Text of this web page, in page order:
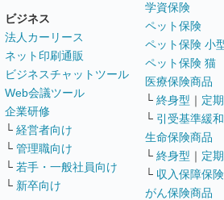
ビジネス
法人カーリース
ネット印刷通販
ビジネスチャットツール
Web会議ツール
企業研修
└ 経営者向け
└ 管理職向け
└ 若手・一般社員向け
└ 新卒向け
学資保険
ペット保険
ペット保険 小
ペット保険 猫
医療保険商品
└ 終身型 ｜ 定
└ 引受基準緩
生命保険商品
└ 終身型 ｜ 定
└ 収入保障保険
がん保険商品